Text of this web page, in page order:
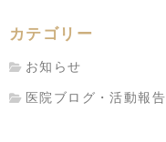
カテゴリー
お知らせ
医院ブログ・活動報告